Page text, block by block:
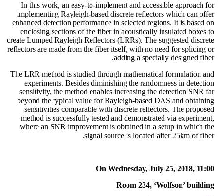
In this work, an easy-to-implement and accessible approach for
implementing Rayleigh-based discrete reflectors which can offer
enhanced detection performance in selected regions. It is based on
enclosing sections of the fiber in acoustically insulated boxes to
create Lumped Rayleigh Reflectors (LRRs). The suggested discrete
reflectors are made from the fiber itself, with no need for splicing or
adding a specially designed fiber.
The LRR method is studied through mathematical formulation and
experiments. Besides diminishing the randomness in detection
sensitivity, the method enables increasing the detection SNR far
beyond the typical value for Rayleigh-based DAS and obtaining
sensitivities comparable with discrete reflectors. The proposed
method is successfully tested and demonstrated via experiment,
where an SNR improvement is obtained in a setup in which the
signal source is located after 25km of fiber.
On Wednesday, July 25, 2018, 11:00
Room 234, ‘Wolfson’ building